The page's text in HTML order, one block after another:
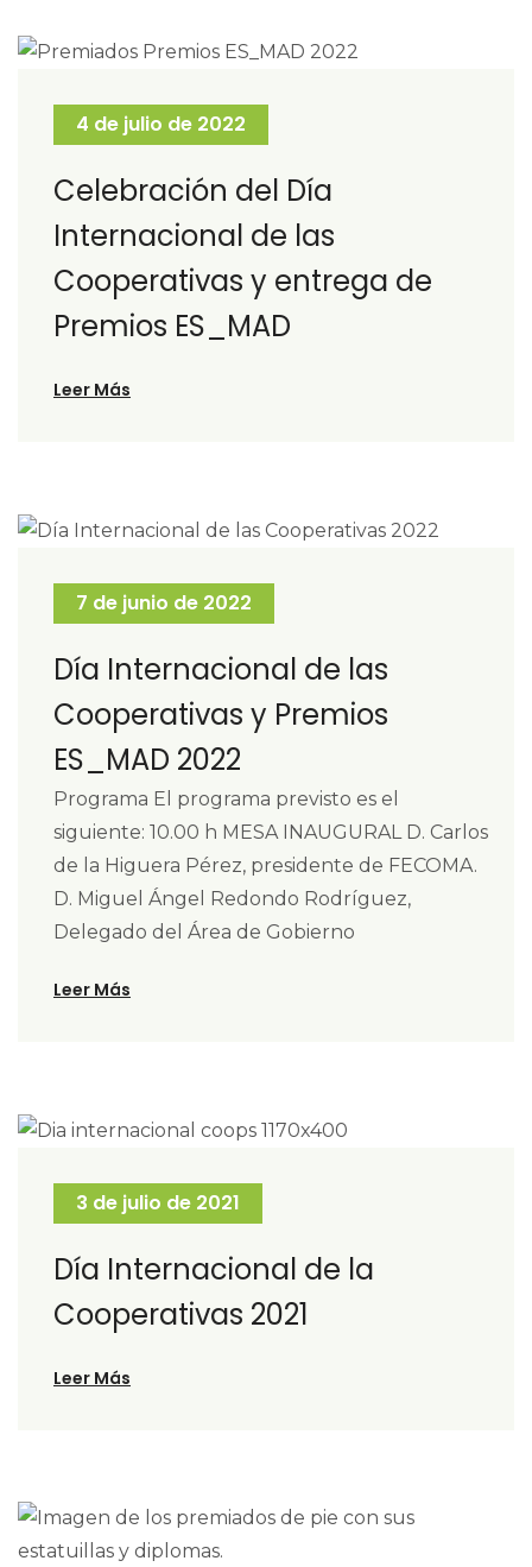
4 de julio de 2022
Celebración del Día
Internacional de las
Cooperativas y entrega de
Premios ES_MAD
Leer Más
7 de junio de 2022
Día Internacional de las
Cooperativas y Premios
ES_MAD 2022
Programa El programa previsto es el
siguiente: 10.00 h MESA INAUGURAL D. Carlos
de la Higuera Pérez, presidente de FECOMA.
D. Miguel Ángel Redondo Rodríguez,
Delegado del Área de Gobierno
Leer Más
3 de julio de 2021
Día Internacional de la
Cooperativas 2021
Leer Más